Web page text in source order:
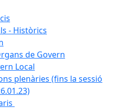
- Històrics
de Govern
Local
plenàries (fins la sessió